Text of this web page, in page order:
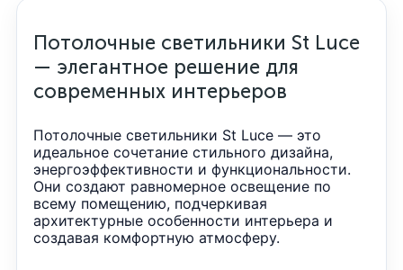
Потолочные светильники St Luce
— элегантное решение для
современных интерьеров
Потолочные светильники St Luce — это
идеальное сочетание стильного дизайна,
энергоэффективности и функциональности.
Они создают равномерное освещение по
всему помещению, подчеркивая
архитектурные особенности интерьера и
создавая комфортную атмосферу.